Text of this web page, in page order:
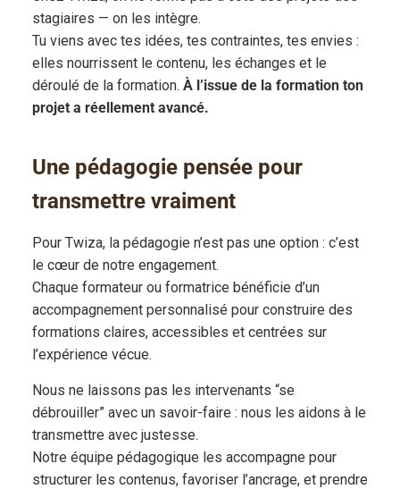
stagiaires — on les intègre.
Tu viens avec tes idées, tes contraintes, tes envies :
elles nourrissent le contenu, les échanges et le
déroulé de la formation. À l’issue de la formation ton
projet a réellement avancé.
Une pédagogie pensée pour
transmettre vraiment
Pour Twiza, la pédagogie n’est pas une option : c’est
le cœur de notre engagement.
Chaque formateur ou formatrice bénéficie d’un
accompagnement personnalisé pour construire des
formations claires, accessibles et centrées sur
l’expérience vécue.
Nous ne laissons pas les intervenants “se
débrouiller” avec un savoir-faire : nous les aidons à le
transmettre avec justesse.
Notre équipe pédagogique les accompagne pour
structurer les contenus, favoriser l’ancrage, et prendre